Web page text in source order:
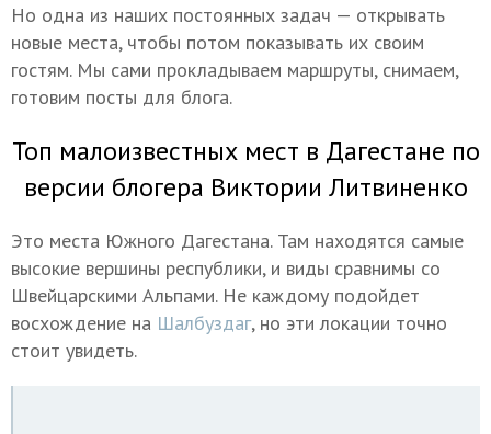
Но одна из наших постоянных задач — открывать
новые места, чтобы потом показывать их своим
гостям. Мы сами прокладываем маршруты, снимаем,
готовим посты для блога.
Топ малоизвестных мест в Дагестане по
версии блогера Виктории Литвиненко
Это места Южного Дагестана. Там находятся самые
высокие вершины республики, и виды сравнимы со
Швейцарскими Альпами. Не каждому подойдет
восхождение на Шалбуздаг, но эти локации точно
стоит увидеть.